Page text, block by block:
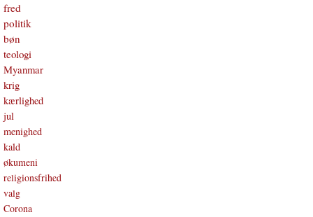
fred
politik
bøn
teologi
Myanmar
krig
kærlighed
jul
menighed
kald
økumeni
religionsfrihed
valg
Corona